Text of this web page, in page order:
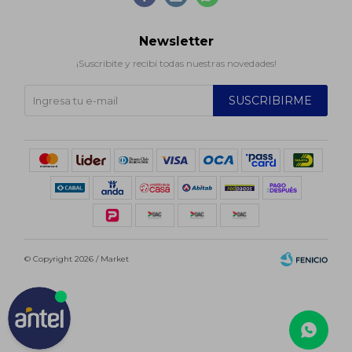
Newsletter
¡Suscribite y recibí todas nuestras novedades!
SUSCRIBIRME
© Copyright 2026 / Market